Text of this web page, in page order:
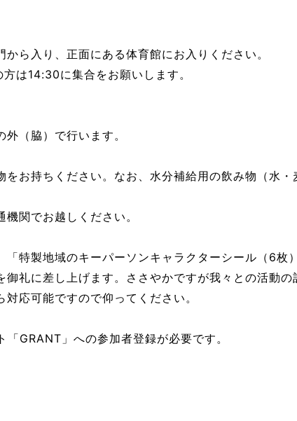
ら入り、正面にある体育館にお入りください。
14:30に集合をお願いします。
（脇）で行います。
お持ちください。なお、水分補給用の飲み物（水・
関でお越しください。
特製地域のキーパーソンキャラクターシール（6枚
礼に差し上げます。ささやかですが我々との活動の
応可能ですので仰ってください。
GRANT」への参加者登録が必要です。